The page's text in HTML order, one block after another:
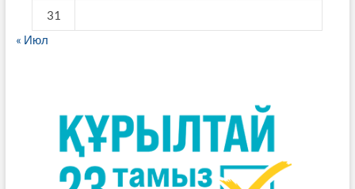
31
« Июл